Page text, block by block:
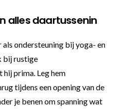
alles daartussenin
ondersteuning bij yoga- en
bij rustige
prima. Leg hem
tijdens een opening van de
je benen om spanning wat